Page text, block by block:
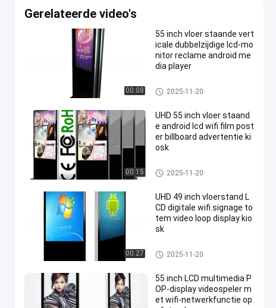
Gerelateerde video's
00:08
55 inch vloer staande vert
icale dubbelzijdige lcd-mo
nitor reclame android me
dia player
Vloerstaand LCD-reclamedispl
ay
2025-11-20
00:15
UHD 55 inch vloer staand
e android lcd wifi film post
er billboard advertentie ki
osk
Vloerstaand LCD-reclamedispl
ay
2025-11-20
00:27
UHD 49 inch vloerstand L
CD digitale wifi signage to
tem video loop display kio
sk
Vloerstaand LCD-reclamedispl
ay
2025-11-20
55 inch LCD multimedia P
OP-display videospeler m
et wifi-netwerkfunctie op